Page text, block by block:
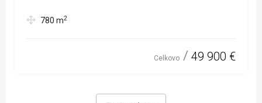
780 m2
Celkovo 49 900 €